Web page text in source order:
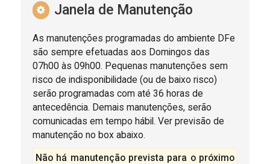
Janela de Manutenção
As manutenções programadas do ambiente DFe
são sempre efetuadas aos Domingos das
07h00 às 09h00. Pequenas manutenções sem
risco de indisponibilidade (ou de baixo risco)
serão programadas com até 36 horas de
antecedência. Demais manutenções, serão
comunicadas em tempo hábil. Ver previsão de
manutenção no box abaixo.
Não há manutenção prevista para o próximo